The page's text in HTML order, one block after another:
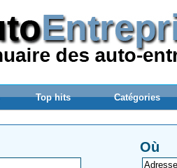
Top hits Catégories
Où